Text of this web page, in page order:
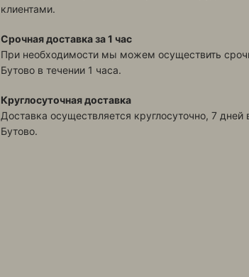
клиентами.
Срочная доставка за 1 час
При необходимости мы можем осуществить
Бутово в течении 1 часа.
Круглосуточная доставка
Доставка осуществляется круглосуточно, 7
Бутово.